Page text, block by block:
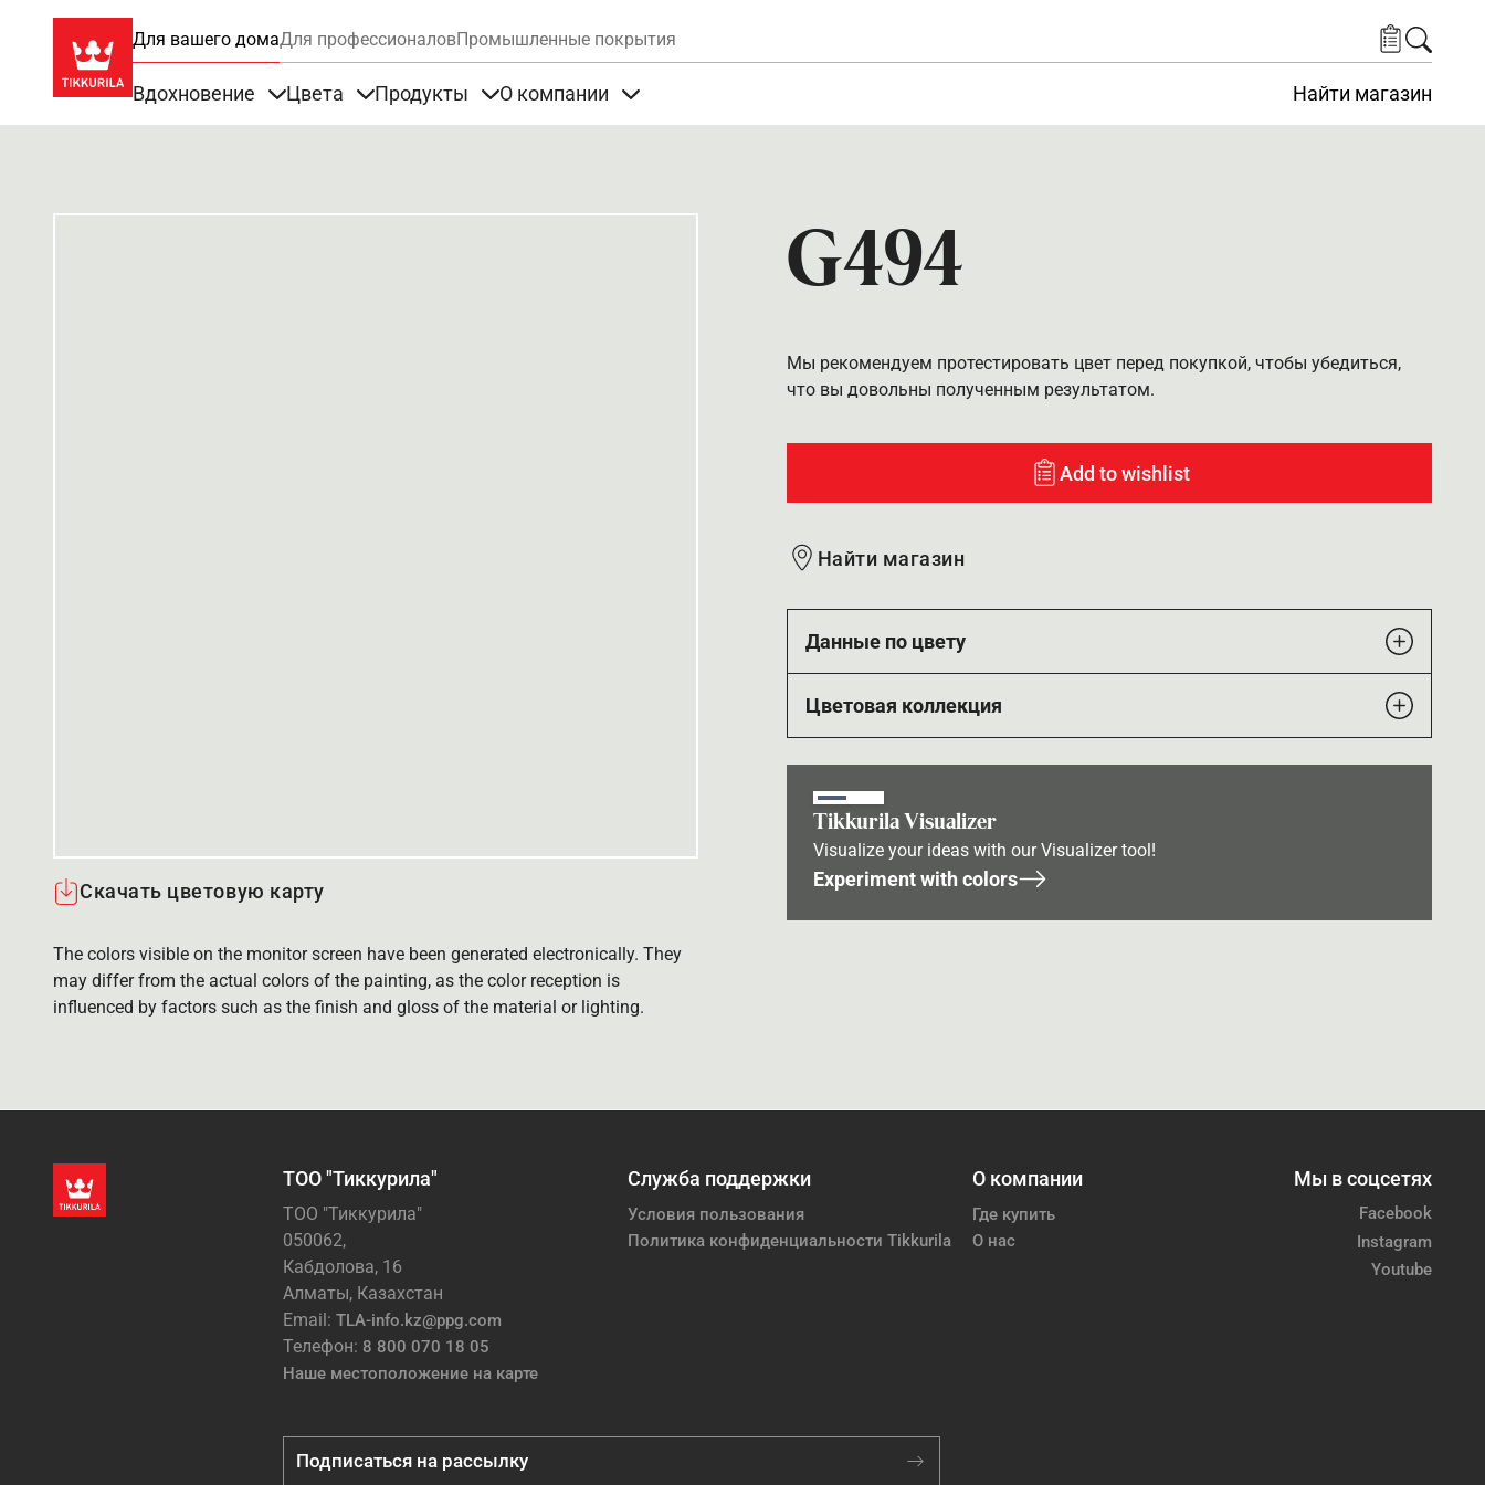
Для вашего домаДля профессионаловПромышленные покрытия
Вдохновение Цвета Продукты О компании Найти магазин
G494
Скачать цветовую карту
The colors visible on the monitor screen have been generated electronically. They
may differ from the actual colors of the painting, as the color reception is
influenced by factors such as the finish and gloss of the material or lighting.
Мы рекомендуем протестировать цвет перед покупкой, чтобы убедиться,
что вы довольны полученным результатом.
Add to wishlist
Найти магазин
Данные по цвету
Цветовая коллекция
Tikkurila Visualizer
Visualize your ideas with our Visualizer tool!
Experiment with colors
ТОО "Тиккурила"
ТОО "Тиккурила"
050062,
Кабдолова, 16
Алматы, Казахстан
Email: TLA-info.kz@ppg.com
Телефон: 8 800 070 18 05
Наше местоположение на карте
Служба поддержки
Условия пользования
Политика конфиденциальности Tikkurila
О компании
Где купить
О нас
Мы в соцсетях
Facebook
Instagram
Youtube
Подписаться на рассылку